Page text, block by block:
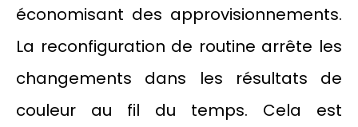
économisant des approvisionnements.
La reconfiguration de routine arrête les
changements dans les résultats de
couleur au fil du temps. Cela est